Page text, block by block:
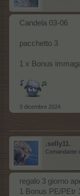
Candela 03-06
pacchetto 3
1 x Bonus
3 dicembre 2024
.selly11.
Comandante
regalo 3 giorno
1 Bonus PE/PEtr